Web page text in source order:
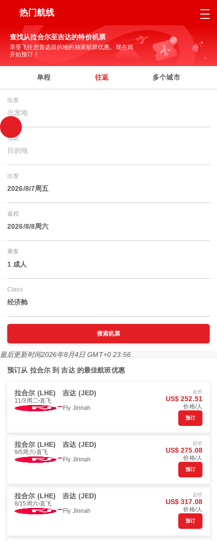
热门航线
查找从拉合尔至吉达的特价机票
享受飞往您首选目的地的独家航班优惠。现在就
开始预订！
单程 往返 多个城市
出发
出发地
抵达
目的地
出发
2026/8/7周五
返程
2026/8/8周六
乘客
1 成人
Class
经济舱
搜索机票
最后更新时间2026年8月4日 GMT+0 23:56
预订从 拉合尔 到 吉达 的最佳航班优惠
拉合尔 (LHE) 吉达 (JED)
11/3周二 直飞
Fly Jinnah
起价
US$ 252.51
价格/人
预订
拉合尔 (LHE) 吉达 (JED)
9/5周六 直飞
Fly Jinnah
起价
US$ 275.08
价格/人
预订
拉合尔 (LHE) 吉达 (JED)
8/15周六 直飞
Fly Jinnah
起价
US$ 317.08
价格/人
预订